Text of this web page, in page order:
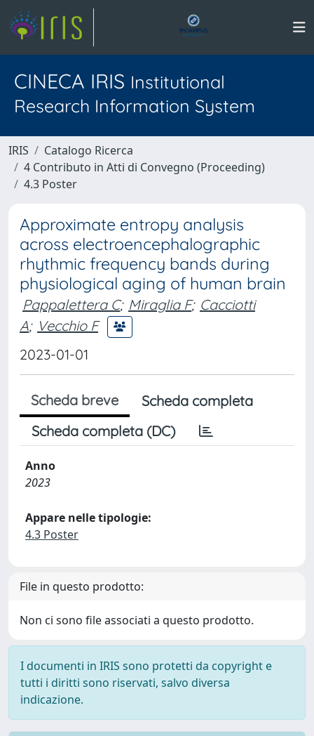
CINECA IRIS Institutional
Research Information System
IRIS
Catalogo Ricerca
4 Contributo in Atti di Convegno (Proceeding)
4.3 Poster
Approximate entropy analysis
across electroencephalographic
rhythmic frequency bands during
physiological aging of human brain
Pappalettera C; Miraglia F; Cacciotti
A; Vecchio F
2023-01-01
Scheda breve
Scheda completa
Scheda completa (DC)
Anno
2023
Appare nelle tipologie:
4.3 Poster
File in questo prodotto:
Non ci sono file associati a questo prodotto.
I documenti in IRIS sono protetti da copyright e
tutti i diritti sono riservati, salvo diversa
indicazione.